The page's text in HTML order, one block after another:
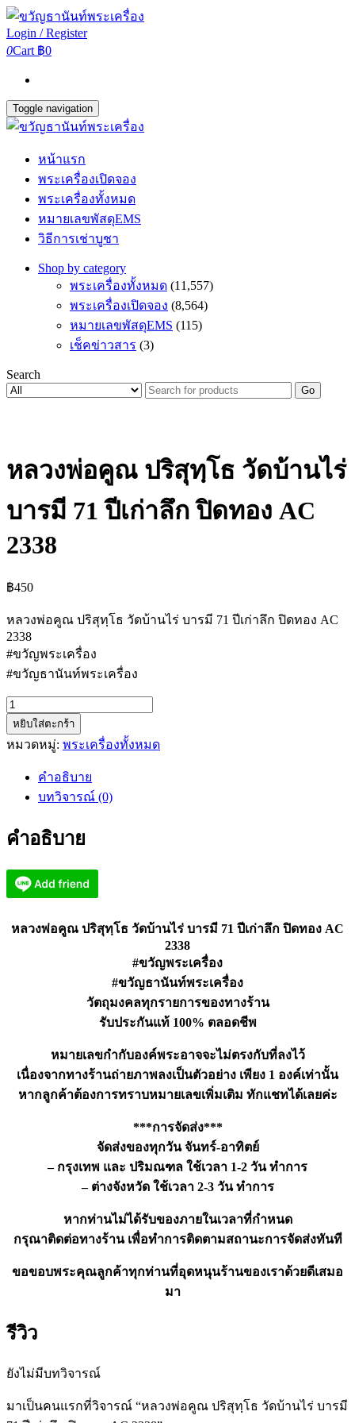
Login / Register
0Cart ฿0
Toggle navigation
หน้าแรก
พระเครื่องเปิดจอง
พระเครื่องทั้งหมด
หมายเลขพัสดุEMS
วิธีการเช่าบูชา
Shop by category
พระเครื่องทั้งหมด (11,557)
พระเครื่องเปิดจอง (8,564)
หมายเลขพัสดุEMS (115)
เช็คข่าวสาร (3)
Search
Go
หลวงพ่อคูณ ปริสุทฺโธ วัดบ้านไร่
บารมี 71 ปีเก่าลึก ปิดทอง AC
2338
฿450
หลวงพ่อคูณ ปริสุทฺโธ วัดบ้านไร่ บารมี 71 ปีเก่าลึก ปิดทอง AC
2338
#ขวัญพระเครื่อง
#ขวัญธานันท์พระเครื่อง
จำนวน
หลวง
พ่อ
บ้านไร่
71
ปี
หยิบใส่ตะกร้า
หมวดหมู่: พระเครื่องทั้งหมด
คำอธิบาย
บทวิจารณ์ (0)
คำอธิบาย
หลวงพ่อคูณ ปริสุทฺโธ วัดบ้านไร่ บารมี 71 ปีเก่าลึก ปิดทอง AC
2338
#ขวัญพระเครื่อง
#ขวัญธานันท์พระเครื่อง
วัตถุมงคลทุกรายการของทางร้าน
รับประกันแท้ 100% ตลอดชีพ
หมายเลขกำกับองค์พระอาจจะไม่ตรงกับที่ลงไว้
เนื่องจากทางร้านถ่ายภาพลงเป็นตัวอย่าง เพียง 1 องค์เท่านั้น
หากลูกค้าต้องการทราบหมายเลขเพิ่มเติม ทักแชทได้เลยค่ะ
***การจัดส่ง***
จัดส่งของทุกวัน จันทร์-อาทิตย์
– กรุงเทพ และ ปริมณฑล ใช้เวลา 1-2 วัน ทำการ
– ต่างจังหวัด ใช้เวลา 2-3 วัน ทำการ
หากท่านไม่ได้รับของภายในเวลาที่กำหนด
กรุณาติดต่อทางร้าน เพื่อทำการติดตามสถานะการจัดส่งทันที
ขอขอบพระคุณลูกค้าทุกท่านที่อุดหนุนร้านของเราด้วยดีเสมอ
มา
รีวิว
ยังไม่มีบทวิจารณ์
มาเป็นคนแรกที่วิจารณ์ “หลวงพ่อคูณ ปริสุทฺโธ วัดบ้านไร่ บารมี